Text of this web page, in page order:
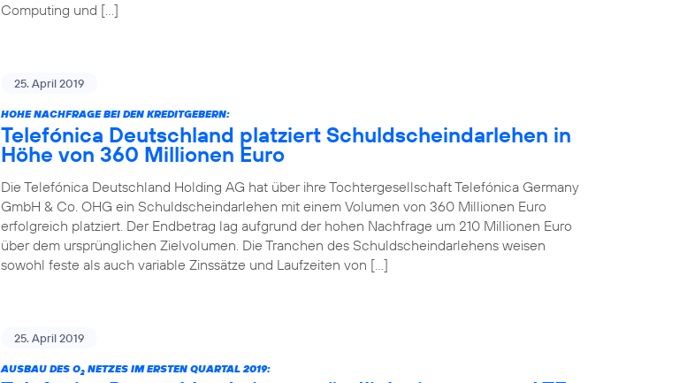
Computing und […]
25. April 2019
HOHE NACHFRAGE BEI DEN KREDITGEBERN:
Telefónica Deutschland platziert Schuldscheindarlehen in
Höhe von 360 Millionen Euro
Die Telefónica Deutschland Holding AG hat über ihre Tochtergesellschaft Telefónica Germany
GmbH & Co. OHG ein Schuldscheindarlehen mit einem Volumen von 360 Millionen Euro
erfolgreich platziert. Der Endbetrag lag aufgrund der hohen Nachfrage um 210 Millionen Euro
über dem ursprünglichen Zielvolumen. Die Tranchen des Schuldscheindarlehens weisen
sowohl feste als auch variable Zinssätze und Laufzeiten von […]
25. April 2019
AUSBAU DES O2 NETZES IM ERSTEN QUARTAL 2019: